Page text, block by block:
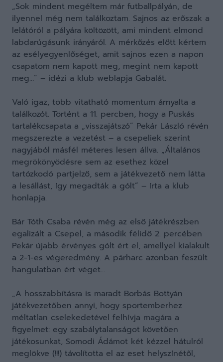
„Sok mindent megéltem már futballpályán, de
ilyennel még nem találkoztam. Sajnos az erőszak a
lelátóról a pályára költözött, ami mindent elmond
labdarúgásunk irányáról. A mérkőzés előtt kértem
az esélyegyenlőséget, amit sajnos ezen a napon
csapatom nem kapott meg, megint nem kapott
meg…” – idézi a klub weblapja Gabalát.
Való igaz, több vitatható momentum árnyalta a
találkozót. Történt a 11. percben, hogy a Puskás
tartalékcsapata a „visszajátszó” Pekár László révén
megszerezte a vezetést – a csepeliek szerint
nagyjából másfél méteres lesen állva. „Általános
megrökönyödésre sem az esethez közel
tartózkodó partjelző, sem a játékvezető nem látta
a lesállást, így megadták a gólt” – írta a klub
honlapja.
Bár Tóth Csaba révén még az első játékrészben
egalizált a Csepel, a második félidő 2. percében
Pekár újabb érvényes gólt ért el, amellyel kialakult
a 2-1-es végeredmény. A párharc azonban feszült
hangulatban ért véget…
„A hosszabbításra is maradt Borbás Bottyán
játékvezetőben annyi, hogy sportemberhez
méltatlan cselekedetével felhívja magára a
figyelmet: egy szabálytalanságot követően
játékosunkat, Somodi Ádámot két kézzel hátulról
meglökve (!!!) távolította el az eset helyszínétől,